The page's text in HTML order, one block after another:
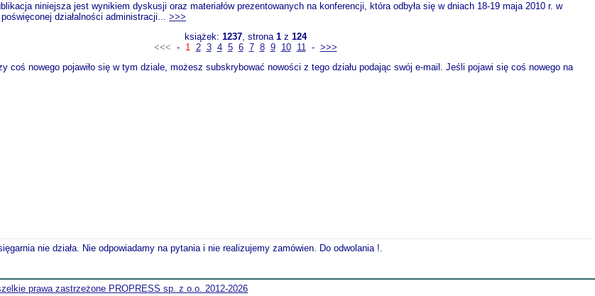
niniejsza jest wynikiem dyskusji oraz materiałów prezentowanych na konferencji, która odbyła się w dniach 18-19 maja 2010 r. w
działalności administracji... >>>
książek: 1237, strona 1z 124
<<< - 1 2 3 4 5 6 7 8 9 10 11- >>>
coś nowego pojawiło się w tym dziale, możesz subskrybować nowości z tego działu podając swój e-mail. Jeśli pojawi się coś nowego na
nie działa. Nie odpowiadamy na pytania i nie realizujemy zamówien. Do odwolania !.
prawa zastrzeżone PROPRESS sp. z o.o. 2012-2026